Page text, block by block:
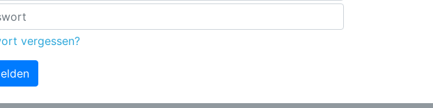
vergessen?